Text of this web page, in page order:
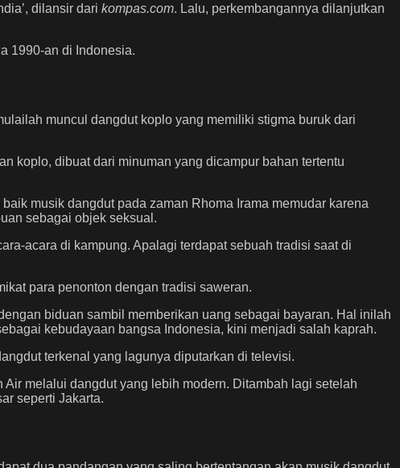
dilansir dari kompas.com. Lalu, perkembangannya dilanjutkan
1990-an di Indonesia.
muncul dangdut koplo yang memiliki stigma buruk dari
koplo, dibuat dari minuman yang dicampur bahan tertentu
musik dangdut pada zaman Rhoma Irama memudar karena
sebagai objek seksual.
acara di kampung. Apalagi terdapat sebuah tradisi saat di
para penonton dengan tradisi saweran.
biduan sambil memberikan uang sebagai bayaran. Hal inilah
kebudayaan bangsa Indonesia, kini menjadi salah kaprah.
terkenal yang lagunya diputarkan di televisi.
melalui dangdut yang lebih modern. Ditambah lagi setelah
seperti Jakarta.